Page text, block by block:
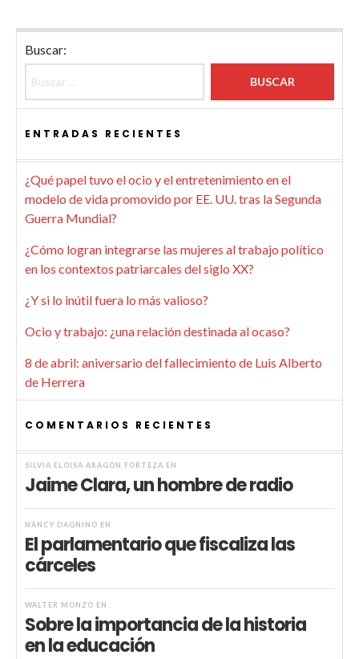
Buscar:
ENTRADAS RECIENTES
¿Qué papel tuvo el ocio y el entretenimiento en el
modelo de vida promovido por EE. UU. tras la Segunda
Guerra Mundial?
¿Cómo logran integrarse las mujeres al trabajo político
en los contextos patriarcales del siglo XX?
¿Y si lo inútil fuera lo más valioso?
Ocio y trabajo: ¿una relación destinada al ocaso?
8 de abril: aniversario del fallecimiento de Luis Alberto
de Herrera
COMENTARIOS RECIENTES
SILVIA ELOISA ARAGÓN FORTEZA EN
Jaime Clara, un hombre de radio
NANCY DAGNINO EN
El parlamentario que fiscaliza las
cárceles
WALTER MONZÓ EN
Sobre la importancia de la historia
en la educación